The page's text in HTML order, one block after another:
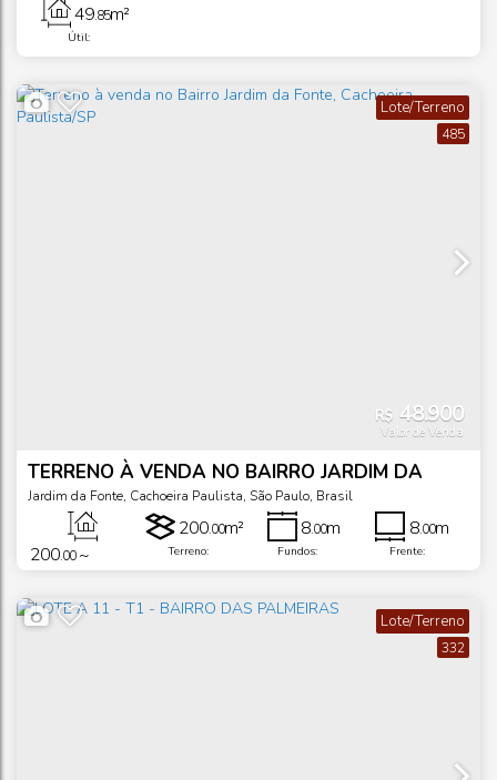
Útil:
49.85m²
485
Lote/Terreno
R$ 48.900
Valor de Venda
TERRENO À VENDA NO BAIRRO JARDIM DA
FONTE, CACHOEIRA PAULISTA/SP
Jardim da Fonte, Cachoeira Paulista, São Paulo, Brasil
200.00~
2000
m²
Terreno:
200.00m²
Fundos:
8.00m
Frente:
8.00m
Lado Direito:
25 m
Lado Esquerdo:
25 m
332
Lote/Terreno